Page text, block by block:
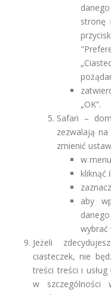
stronę
„OK”.
Safari –
zezwalają
zmienić
w
kliknąć
aby
wybrać
Jeżeli
ciasteczek, nie
treści treści i
w szczególności